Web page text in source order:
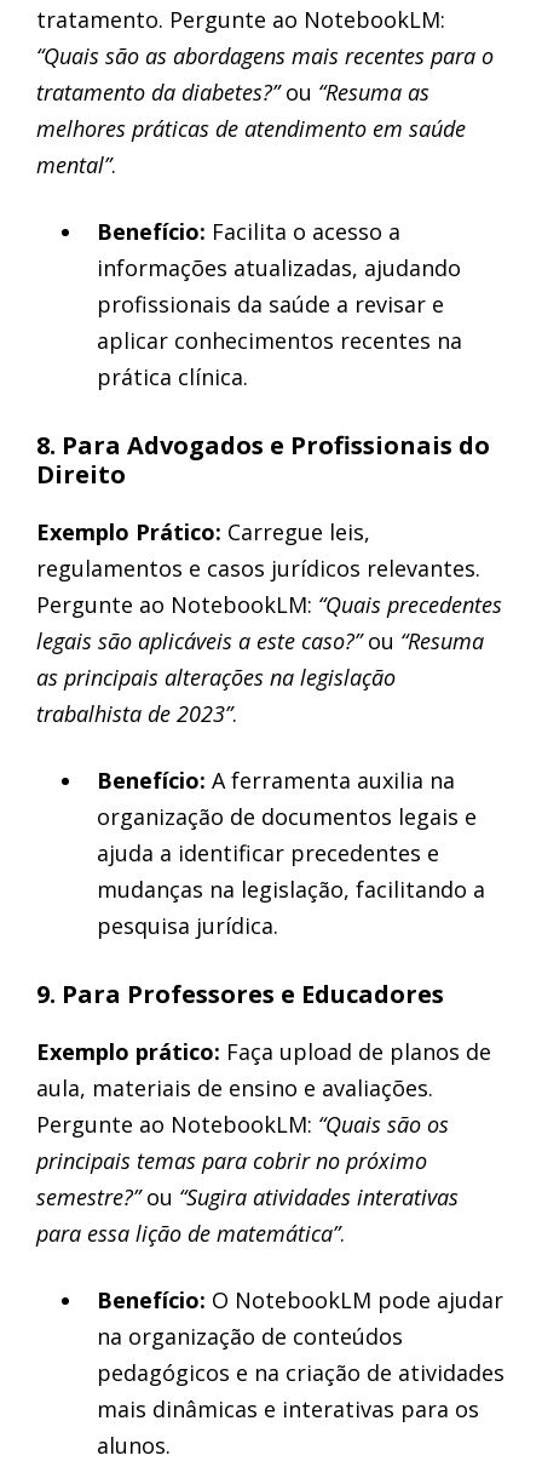
tratamento. Pergunte ao NotebookLM:
“Quais são as abordagens mais recentes para o
tratamento da diabetes?”ou “Resuma as
melhores práticas de atendimento em saúde
mental”.
Benefício: Facilita o acesso a
informações atualizadas, ajudando
profissionais da saúde a revisar e
aplicar conhecimentos recentes na
prática clínica.
8. Para Advogados e Profissionais do
Direito
Exemplo Prático: Carregue leis,
regulamentos e casos jurídicos relevantes.
Pergunte ao NotebookLM: “Quais precedentes
legais são aplicáveis a este caso?”ou “Resuma
as principais alterações na legislação
trabalhista de 2023”.
Benefício: A ferramenta auxilia na
organização de documentos legais e
ajuda a identificar precedentes e
mudanças na legislação, facilitando a
pesquisa jurídica.
9. Para Professores e Educadores
Exemplo prático: Faça upload de planos de
aula, materiais de ensino e avaliações.
Pergunte ao NotebookLM: “Quais são os
principais temas para cobrir no próximo
semestre?”ou “Sugira atividades interativas
para essa lição de matemática”.
Benefício: O NotebookLM pode ajudar
na organização de conteúdos
pedagógicos e na criação de atividades
mais dinâmicas e interativas para os
alunos.